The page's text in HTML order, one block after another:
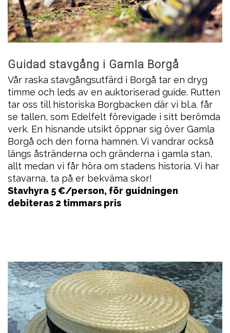
Guidad stavgång i Gamla Borgå
Vår raska stavgångsutfärd i Borgå tar en dryg
timme och leds av en auktoriserad guide. Rutten
tar oss till historiska Borgbacken där vi bl.a. får
se tallen, som Edelfelt förevigade i sitt berömda
verk. En hisnande utsikt öppnar sig över Gamla
Borgå och den forna hamnen. Vi vandrar också
längs åstränderna och gränderna i gamla stan,
allt medan vi får höra om stadens historia. Vi har
stavarna, ta på er bekväma skor!
Stavhyra 5 €/person, för guidningen
debiteras 2 timmars pris